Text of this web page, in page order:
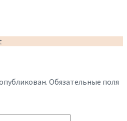
Обязательные поля